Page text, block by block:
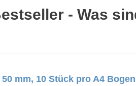
- Was
mm, 10 Stück pro A4